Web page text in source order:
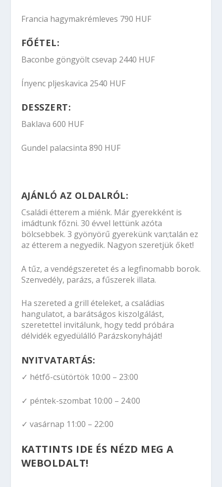
Francia hagymakrémleves 790 HUF
FŐÉTEL:
Baconbe göngyölt csevap 2440 HUF
Ínyenc pljeskavica 2540 HUF
DESSZERT:
Baklava 600 HUF
Gundel palacsinta 890 HUF
AJÁNLÓ AZ OLDALRÓL:
Családi étterem a miénk. Már gyerekként is
imádtunk főzni. 30 évvel lettünk azóta
bölcsebbek. 3 gyönyörű gyerekünk van;talán ez
az étterem a negyedik. Nagyon szeretjük őket!
A tűz, a vendégszeretet és a legfinomabb borok.
Szenvedély, parázs, a fűszerek illata.
Ha szereted a grill ételeket, a családias
hangulatot, a barátságos kiszolgálást,
szeretettel invitálunk, hogy tedd próbára
délvidék egyedülálló Parázskonyháját!
NYITVATARTÁS:
✓ hétfő-csütörtök 10:00 – 23:00
✓ péntek-szombat 10:00 – 24:00
✓ vasárnap 11:00 – 22:00
KATTINTS IDE ÉS NÉZD MEG A
WEBOLDALT!